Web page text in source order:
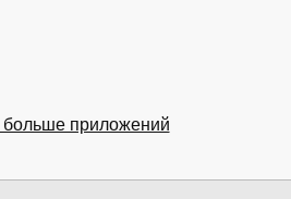
больше приложений